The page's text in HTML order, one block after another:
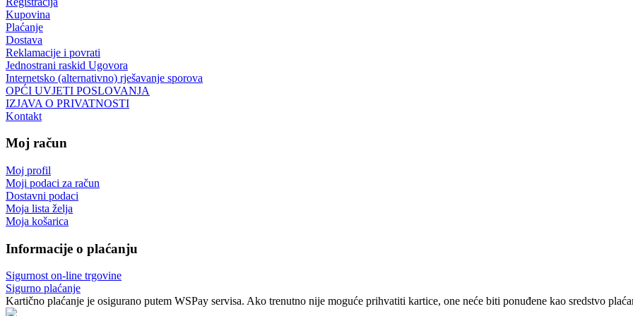
Kupovina
Plaćanje
Dostava
Reklamacije i povrati
Jednostrani raskid Ugovora
Internetsko (alternativno) rješavanje sporova
OPĆI UVJETI POSLOVANJA
IZJAVA O PRIVATNOSTI
Kontakt
Moj račun
Moj profil
Moji podaci za račun
Dostavni podaci
Moja lista želja
Moja košarica
Informacije o plaćanju
Sigurnost on-line trgovine
Sigurno plaćanje
Kartično plaćanje je osigurano putem WSPay servisa. Ako trenutno nije moguće prihvatiti kartice, one neće biti ponuđene kao sredstvo